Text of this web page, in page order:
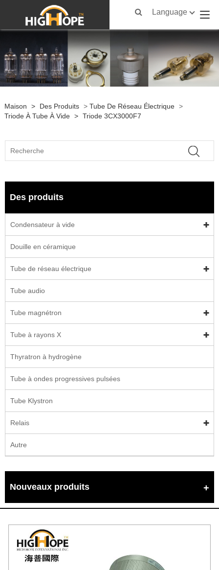
Language
Maison > Des Produits > Tube De Réseau Électrique >
Triode À Tube À Vide > Triode 3CX3000F7
Des produits
Condensateur à vide
Douille en céramique
Tube de réseau électrique
Tube audio
Tube magnétron
Tube à rayons X
Thyratron à hydrogène
Tube à ondes progressives pulsées
Tube Klystron
Relais
Autre
Nouveaux produits